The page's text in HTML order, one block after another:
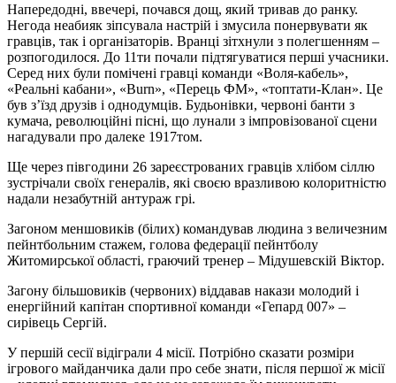
Напередодні, ввечері, почався дощ, який тривав до ранку.
Негода неабияк зіпсувала настрій і змусила понервувати як
гравців, так і організаторів. Вранці зітхнули з полегшенням –
розпогодилося. До 11ти почали підтягуватися перші учасники.
Серед них були помічені гравці команди «Воля-кабель»,
«Реальні кабани», «Burn», «Перець ФМ», «топтати-Клан». Це
був з’їзд друзів і однодумців. Будьонівки, червоні банти з
кумача, революційні пісні, що лунали з імпровізованої сцени
нагадували про далеке 1917том.
Ще через півгодини 26 зареєстрованих гравців хлібом сіллю
зустрічали своїх генералів, які своєю вразливою колоритністю
надали незабутній антураж грі.
Загоном меншовиків (білих) командував людина з величезним
пейнтбольним стажем, голова федерації пейнтболу
Житомирської області, граючий тренер – Мідушевскій Віктор.
Загону більшовиків (червоних) віддавав накази молодий і
енергійний капітан спортивної команди «Гепард 007» –
сирівець Сергій.
У першій сесії відіграли 4 місії. Потрібно сказати розміри
ігрового майданчика дали про себе знати, після першої ж місії